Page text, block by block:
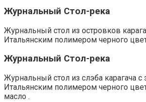
Журнальный Стол-река
Журнальный стол из островков
Итальянским полимером черного
Журнальный Стол-река
Журнальный стол из слэба карагача с
Итальянским полимером черного
масло .